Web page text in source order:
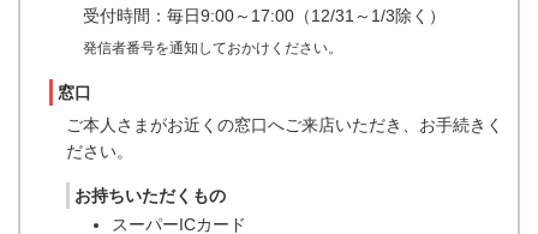
受付時間：毎日9:00～17:00（12/31～1/3除く）
発信者番号を通知しておかけください。
窓口
ご本人さまがお近くの窓口へご来店いただき、お手続きく
ださい。
お持ちいただくもの
スーパーICカード